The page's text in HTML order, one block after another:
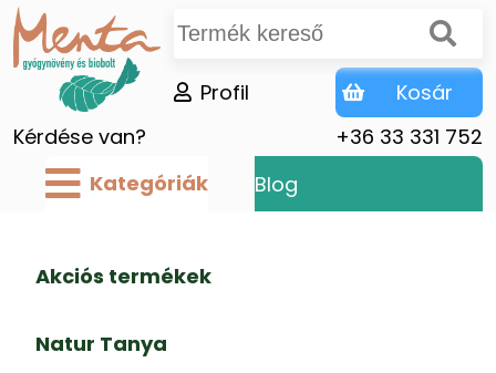
Kérdése van? +36 33 331 752
Profil Kosár
Kategóriák Blog
Akciós termékek
Natur Tanya